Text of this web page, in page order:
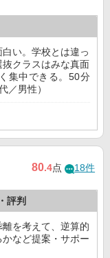
い。学校とは違っ
クラスはみな真面
集中できる。50分
／男性）
80.4点 18件
評判
を考えて、逆算的
など提案・サポー